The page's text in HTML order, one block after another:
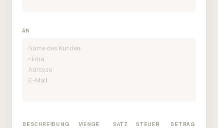
AN
BESCHREIBUNG MENGE SATZ STEUER BETRAG